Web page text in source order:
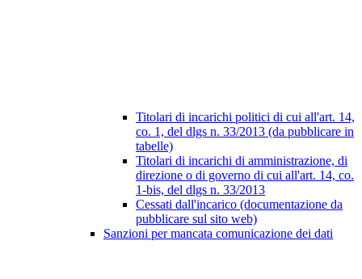
Titolari di incarichi politici di cui all'art. 14,
co. 1, del dlgs n. 33/2013 (da pubblicare in
tabelle)
Titolari di incarichi di amministrazione, di
direzione o di governo di cui all'art. 14, co.
1-bis, del dlgs n. 33/2013
Cessati dall'incarico (documentazione da
pubblicare sul sito web)
Sanzioni per mancata comunicazione dei dati